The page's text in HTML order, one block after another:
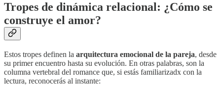
Tropes de dinámica relacional: ¿Cómo se
construye el amor?
Estos tropes definen la arquitectura emocional de la pareja, desde
su primer encuentro hasta su evolución. En otras palabras, son la
columna vertebral del romance que, si estás familiarizadx con la
lectura, reconocerás al instante: